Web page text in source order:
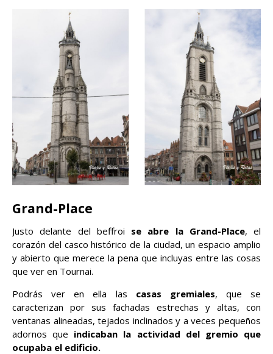
Grand-Place
Justo delante del beffroi se abre la Grand-Place, el
corazón del casco histórico de la ciudad, un espacio amplio
y abierto que merece la pena que incluyas entre las cosas
que ver en Tournai.
Podrás ver en ella las casas gremiales, que se
caracterizan por sus fachadas estrechas y altas, con
ventanas alineadas, tejados inclinados y a veces pequeños
adornos que indicaban la actividad del gremio que
ocupaba el edificio.